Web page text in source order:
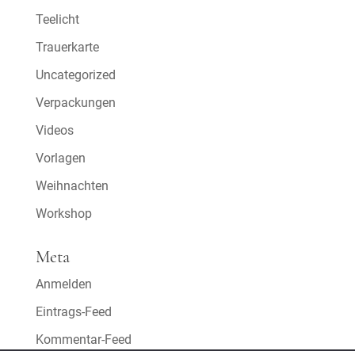
Teelicht
Trauerkarte
Uncategorized
Verpackungen
Videos
Vorlagen
Weihnachten
Workshop
Meta
Anmelden
Eintrags-Feed
Kommentar-Feed